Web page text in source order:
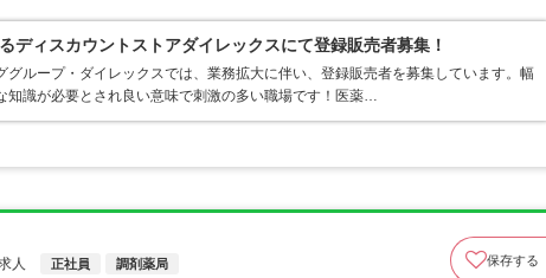
ディスカウントストアダイレックスにて登録販売者募集！
グループ・ダイレックスでは、業務拡大に伴い、登録販売者を募集しています。幅
知識が必要とされ良い意味で刺激の多い職場です！医薬…
人
正社員 調剤薬局 保存する